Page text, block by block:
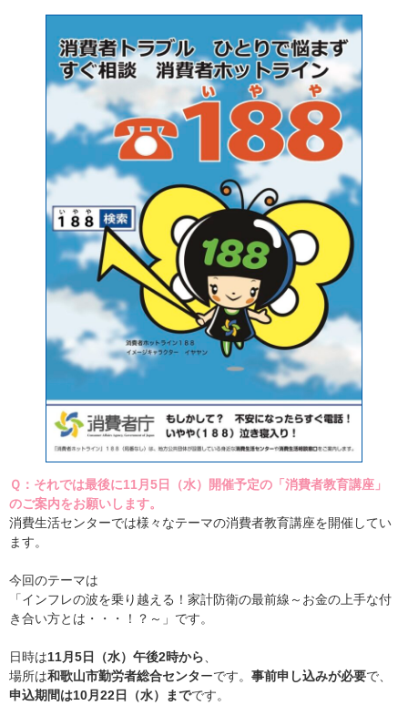
Ｑ：それでは最後に11月5日（水）開催予定の「消費者教育講座」
のご案内をお願いします。
消費生活センターでは様々なテーマの消費者教育講座を開催してい
ます。
今回のテーマは
「インフレの波を乗り越える！家計防衛の最前線～お金の上手な付
き合い方とは・・・！？～」です。
日時は11月5日（水）午後2時から
場所は和歌山市勤労者総合センターです。 事前申し込みが必要で、
申込期間は10月22日（水）までです。